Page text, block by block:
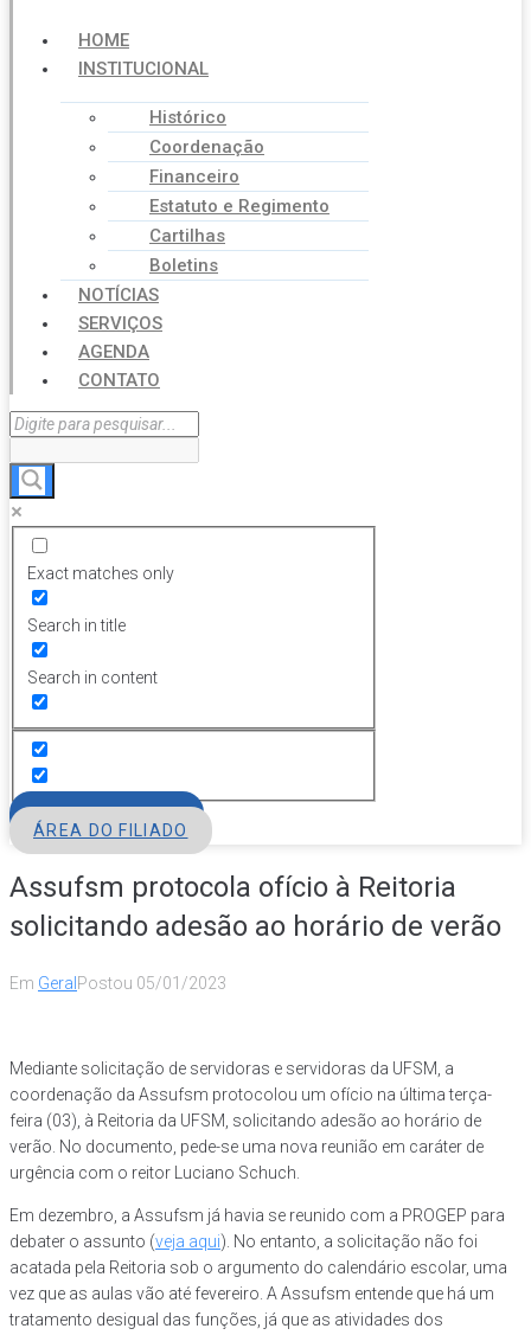
HOME
INSTITUCIONAL
Histórico
Coordenação
Financeiro
Estatuto e Regimento
Cartilhas
Boletins
NOTÍCIAS
SERVIÇOS
AGENDA
CONTATO
Exact matches only
Search in title
Search in content
ÁREA DO FILIADO
Assufsm protocola ofício à Reitoria
solicitando adesão ao horário de verão
Em Geral Postou 05/01/2023
Mediante solicitação de servidoras e servidoras da UFSM, a
coordenação da Assufsm protocolou um ofício na última terça-
feira (03), à Reitoria da UFSM, solicitando adesão ao horário de
verão. No documento, pede-se uma nova reunião em caráter de
urgência com o reitor Luciano Schuch.
Em dezembro, a Assufsm já havia se reunido com a PROGEP para
debater o assunto (veja aqui). No entanto, a solicitação não foi
acatada pela Reitoria sob o argumento do calendário escolar, uma
vez que as aulas vão até fevereiro. A Assufsm entende que há um
tratamento desigual das funções, já que as atividades dos